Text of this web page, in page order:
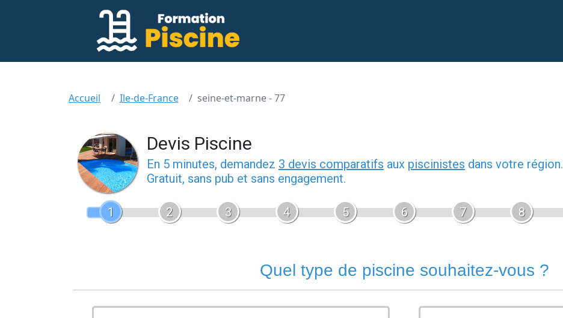
Accueil Ile-de-France seine-et-marne - 77
Devis Piscine
En 5 minutes, demandez 3 devis comparatifs aux piscinistes dans votre région.
Gratuit, sans pub et sans engagement.
1 2 3 4 5 6 7 8
Quel type de piscine souhaitez-vous ?